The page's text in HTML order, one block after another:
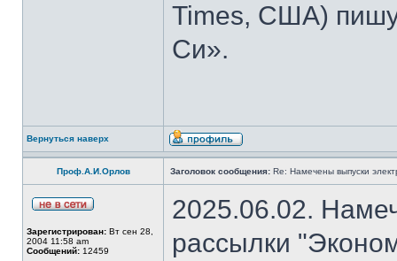
Times, США)
Си».
Вернуться наверх
Проф.А.И.Орлов Заголовок сообщения: Re: Намечены выпуски
Зарегистрирован: Вт сен 28,
2004 11:58 am
Сообщений: 12459
2025.06.02.
рассылки